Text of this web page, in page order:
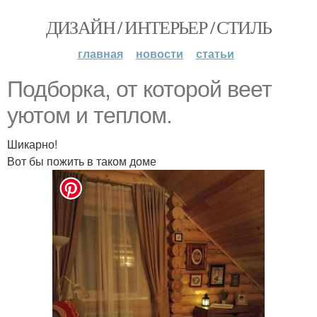
ДИЗАЙН / ИНТЕРЬЕР / СТИЛЬ
главная новости статьи
Подборка, от которой веет
уютом и теплом.
Шикарно!
Вот бы пожить в таком доме